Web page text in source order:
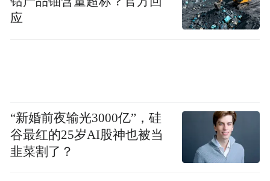
应
“新婚前夜输光3000亿”，硅
谷最红的25岁AI股神也被当
韭菜割了？